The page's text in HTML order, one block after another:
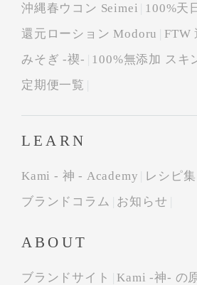
沖縄春ウコン Seimei
100%天
還元ローション Modoru
FTW
みそぎ -禊-
100%無添加 スキ
定期便一覧
LEARN
Kami - 神 - Academy
レシピ集
ブランドコラム
お知らせ
ABOUT
ブランドサイト
Kami -神- の